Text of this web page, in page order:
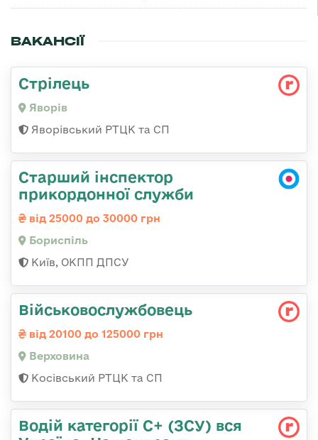
ВАКАНСІЇ
Стрілець
Яворів
Яворівський РТЦК та СП
Старший інспектор
прикордонної служби
від 25000 до 30000 грн
Бориспіль
Київ, ОКПП ДПСУ
Військовослужбовець
від 20100 до 125000 грн
Верховина
Косівський РТЦК та СП
Водій категорії С+ (ЗСУ) вся